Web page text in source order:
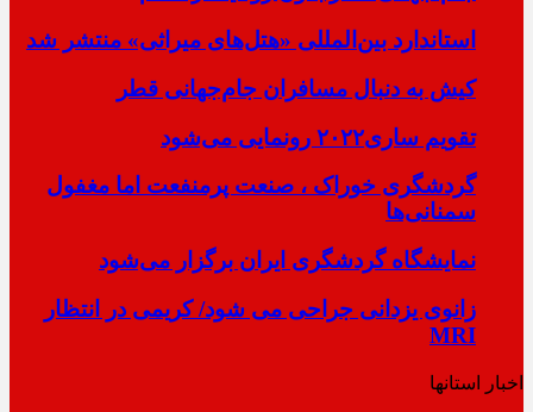
استاندارد بین‌المللی «هتل‌های میراثی» منتشر شد
کیش به دنبال مسافران جام‌جهانی قطر
تقویم ساری۲۰۲۲ رونمایی می‌شود
گردشگری خوراک ، صنعت پرمنفعت اما مغفول
سمنانی‌ها
نمایشگاه گردشگری ایران برگزار می‌شود
زانوی یزدانی جراحی می شود/ کریمی در انتظار
MRI
اخبار استانها